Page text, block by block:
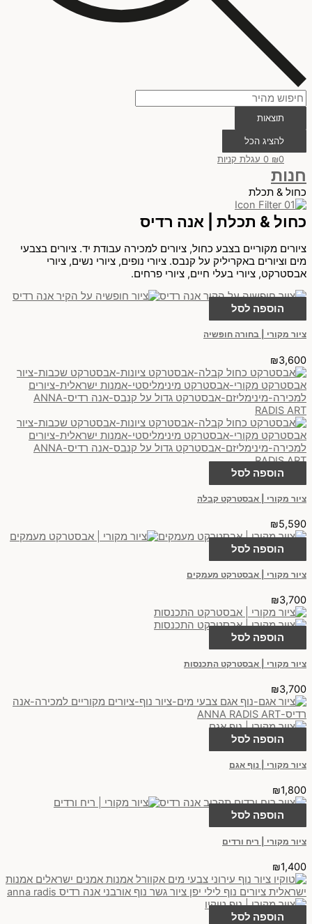
תוצאות
להציג הכל
₪0
0 עגלת קניות
חנות
כחול & תכלת
כחול & תכלת | אנה רדיס
ציורים מקוריים בצבע כחול, ציורים למכירה עבודת יד. ציורים בצבעי
מים וציורים באקריליק על קנבס. ציורי נופים, ציורי נשים, ציורי
אבסטרקט, ציורי בעלי חיים, ציורי פרחים.
הוספה לסל
ציור מקורי | בחורה חופשיה
₪3,600
הוספה לסל
ציור מקורי | אבסטרקט קבלה
₪5,590
הוספה לסל
ציור מקורי | אבסטרקט מעמקים
₪3,700
הוספה לסל
ציור מקורי | אבסטרקט התכנסות
₪3,700
הוספה לסל
ציור מקורי | נוף אגם
₪1,800
הוספה לסל
ציור מקורי | ריח ורדים
₪1,400
הוספה לסל